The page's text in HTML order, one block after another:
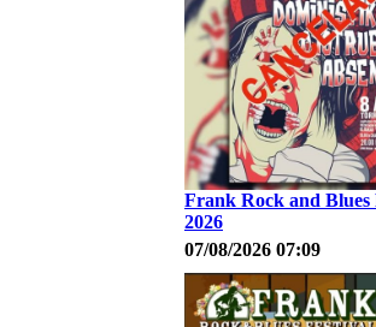
Frank Rock and Blues
2026
07/08/2026 07:09